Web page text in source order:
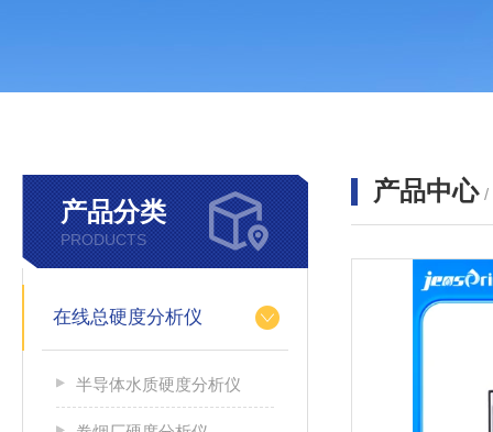
产品分类
PRODUCTS
在线总硬度分析仪
半导体水质硬度分析仪
产品中心 /